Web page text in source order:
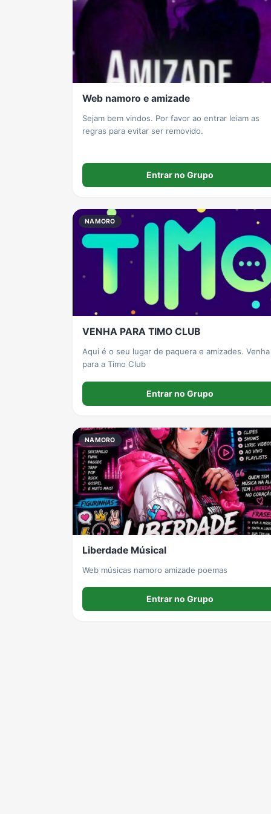
Web namoro e amizade
Sejam bem vindos. Por favor ao entrar leiam as
regras para evitar ser removido.
Entrar no Grupo
NAMORO
VENHA PARA TIMO CLUB
Aqui é o seu lugar de paquera e amizades. Venha
para a Timo Club
Entrar no Grupo
NAMORO
Liberdade Músical
Web músicas namoro amizade poemas
Entrar no Grupo